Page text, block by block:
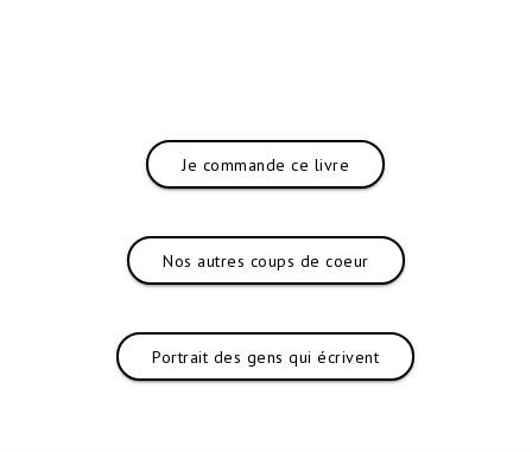
Je commande ce livre
Nos autres coups de coeur
Portrait des gens qui écrivent